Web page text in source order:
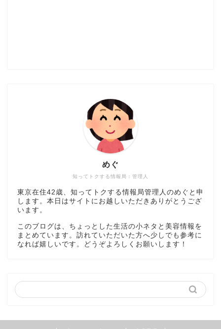
知ってトクする情報局：管理人
めぐ
東京在住42歳、知ってトクする情報局管理人のめぐと申
します。本日はサイトにお越しいただきありがとうござ
います。
このブログは、ちょっとした生活の小ネタと美容情報を
まとめています。訪れていただいた方へ少しでも参考に
なれば嬉しいです。どうぞよろしくお願いします！